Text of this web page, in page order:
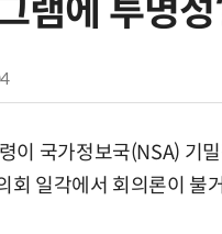
램에 투명
이 국가정보국(NSA) 기
회 일각에서 회의론이 불